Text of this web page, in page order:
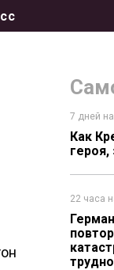
7 дней
Как
героя,
22 часа